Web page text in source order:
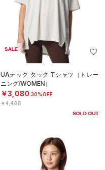
SALE
UAテック タック Tシャツ（トレー
ニング/WOMEN）
￥3,080 30%OFF
￥4,400
SOLD OUT